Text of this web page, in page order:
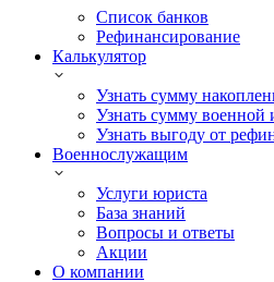
Список банков
Рефинансирование
Калькулятор
Узнать сумму
Узнать сумму военной
Узнать выгоду от
Военнослужащим
Услуги юриста
База знаний
Вопросы и ответы
Акции
О компании